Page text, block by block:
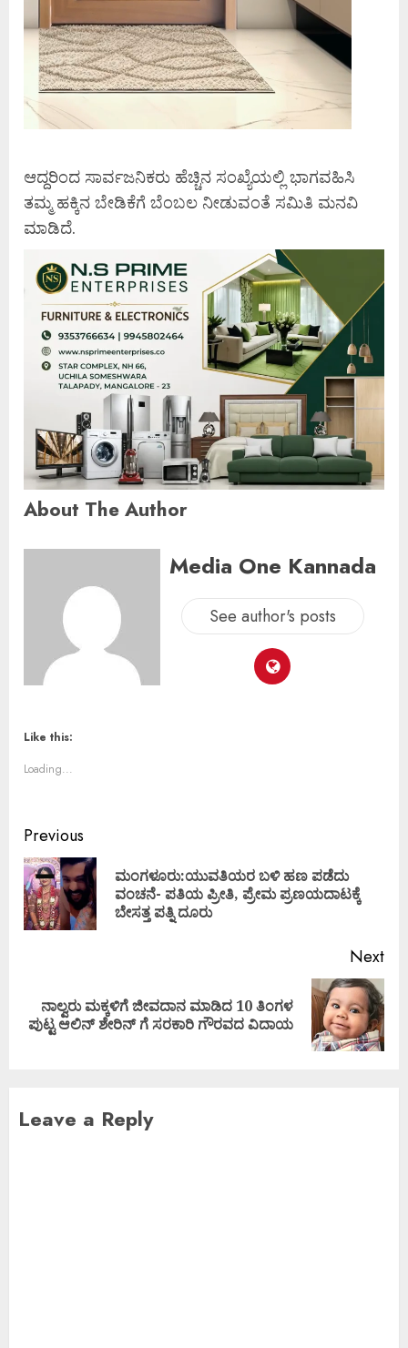
ಆದ್ದರಿಂದ ಸಾರ್ವಜನಿಕರು ಹೆಚ್ಚಿನ ಸಂಖ್ಯೆಯಲ್ಲಿ ಭಾಗವಹಿಸಿ
ತಮ್ಮ ಹಕ್ಕಿನ ಬೇಡಿಕೆಗೆ ಬೆಂಬಲ ನೀಡುವಂತೆ ಸಮಿತಿ ಮನವಿ
ಮಾಡಿದೆ.
About The Author
Media One Kannada
See author's posts
Like this:
Loading...
Previous
ಮಂಗಳೂರು:ಯುವತಿಯರ ಬಳಿ ಹಣ ಪಡೆದು
ವಂಚನೆ- ಪತಿಯ ಪ್ರೀತಿ, ಪ್ರೇಮ ಪ್ರಣಯದಾಟಕ್ಕೆ
ಬೇಸತ್ತ ಪತ್ನಿ ದೂರು
Next
ನಾಲ್ವರು ಮಕ್ಕಳಿಗೆ ಜೀವದಾನ ಮಾಡಿದ 10 ತಿಂಗಳ
ಪುಟ್ಟ ಆಲಿನ್‌ ಶೇರಿನ್ ಗೆ ಸರಕಾರಿ ಗೌರವದ ವಿದಾಯ
Leave a Reply